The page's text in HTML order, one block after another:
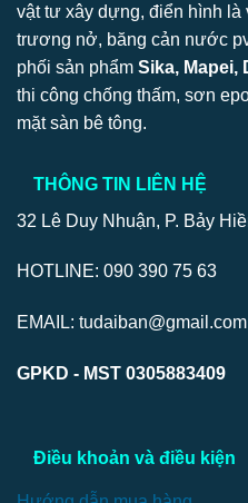
vật tư xây dựng, điển hình là
trương nở, băng cản nước
phối sản phẩm Sika, Mapei,
thi công chống thấm, sơn
mặt sàn bê tông.
THÔNG TIN LIÊN HỆ
32 Lê Duy Nhuận, P. Bảy
HOTLINE: 090 390 75 63
EMAIL: tudaiban@gmail.com
GPKD - MST 0305883409
Điều khoản và điều kiện